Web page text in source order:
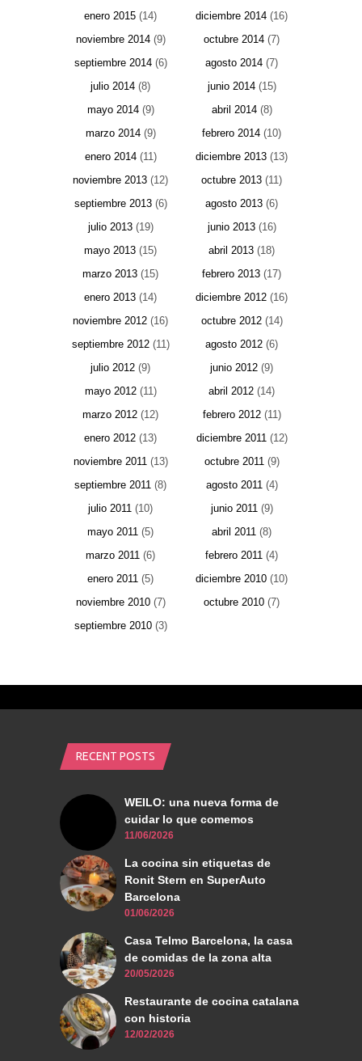
enero 2015 (14) diciembre 2014 (16)
noviembre 2014(9) octubre 2014 (7)
septiembre 2014(6) agosto 2014 (7)
julio 2014 (8) junio 2014(15)
mayo 2014(9) abril 2014(8)
marzo 2014(9) febrero 2014 (10)
enero 2014(11) diciembre 2013 (13)
noviembre 2013 (12) octubre 2013 (11)
septiembre 2013(6) agosto 2013 (6)
julio 2013(19) junio 2013(16)
mayo 2013 (15) abril 2013 (18)
marzo 2013 (15) febrero 2013 (17)
enero 2013 (14) diciembre 2012 (16)
noviembre 2012 (16) octubre 2012(14)
septiembre 2012(11) agosto 2012 (6)
julio 2012 (9) junio 2012 (9)
mayo 2012(11) abril 2012 (14)
marzo 2012 (12) febrero 2012(11)
enero 2012 (13) diciembre 2011(12)
noviembre 2011(13) octubre 2011(9)
septiembre 2011 (8) agosto 2011(4)
julio 2011 (10) junio 2011(9)
mayo 2011 (5) abril 2011 (8)
marzo 2011 (6) febrero 2011 (4)
enero 2011 (5) diciembre 2010 (10)
noviembre 2010(7) octubre 2010 (7)
septiembre 2010(3)
RECENT POSTS
WEILO: una nueva forma de
cuidar lo que comemos
11/06/2026
La cocina sin etiquetas de
Ronit Stern en SuperAuto
Barcelona
01/06/2026
Casa Telmo Barcelona, la casa
de comidas de la zona alta
20/05/2026
Restaurante de cocina catalana
con historia
12/02/2026